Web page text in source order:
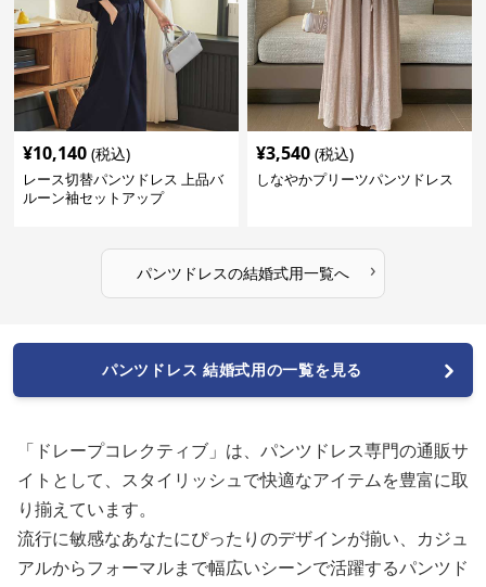
¥10,140 (税込)
レース切替パンツドレス 上品バ
ルーン袖セットアップ
¥3,540 (税込)
しなやかプリーツパンツドレス
パンツドレスの結婚式用一覧へ ›
パンツドレス 結婚式用の一覧を見る
「ドレープコレクティブ」は、パンツドレス専門の通販サ
イトとして、スタイリッシュで快適なアイテムを豊富に取
り揃えています。
流行に敏感なあなたにぴったりのデザインが揃い、カジュ
アルからフォーマルまで幅広いシーンで活躍するパンツド